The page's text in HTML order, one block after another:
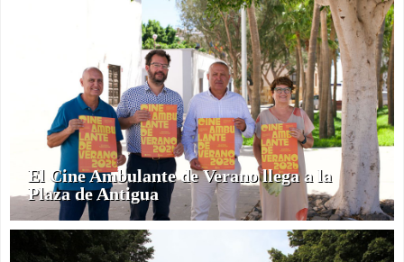
El Cine Ambulante de Verano llega a la
Plaza de Antigua